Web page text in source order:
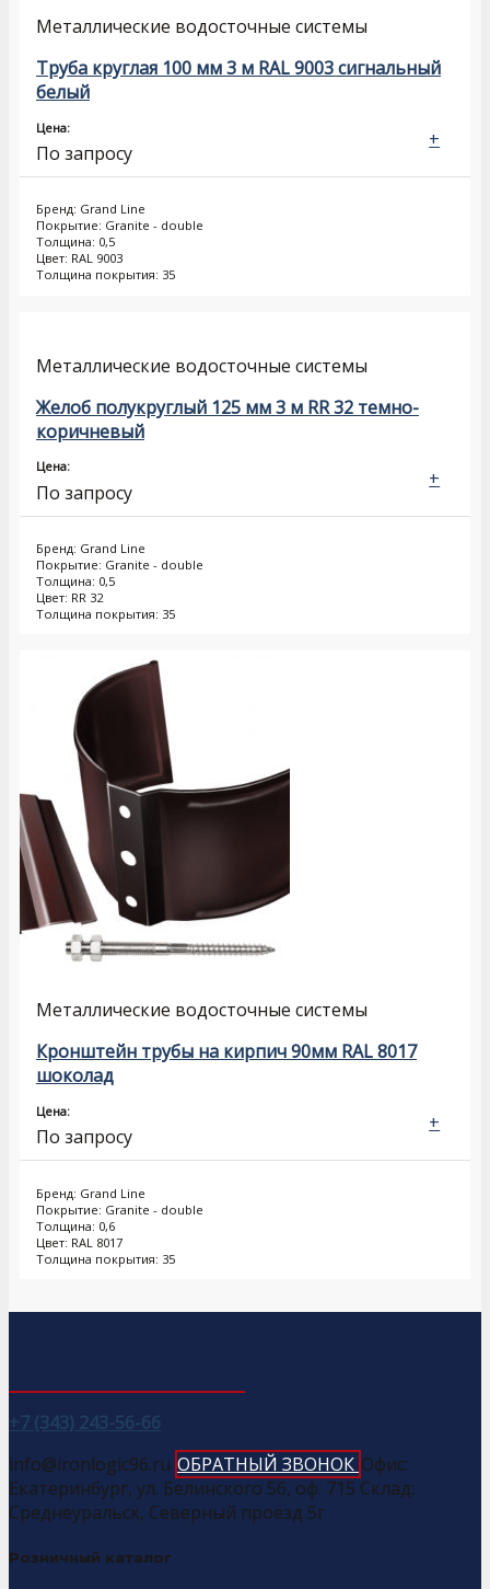
Металлические водосточные системы
Труба круглая 100 мм 3 м RAL 9003 сигнальный
белый
Цена:
По запросу
Бренд: Grand Line
Покрытие: Granite - double
Толщина: 0,5
Цвет: RAL 9003
Толщина покрытия: 35
+
Металлические водосточные системы
Желоб полукруглый 125 мм 3 м RR 32 темно-
коричневый
Цена:
По запросу
Бренд: Grand Line
Покрытие: Granite - double
Толщина: 0,5
Цвет: RR 32
Толщина покрытия: 35
+
Металлические водосточные системы
Кронштейн трубы на кирпич 90мм RAL 8017
шоколад
Цена:
По запросу
Бренд: Grand Line
Покрытие: Granite - double
Толщина: 0,6
Цвет: RAL 8017
Толщина покрытия: 35
+
+7 (343) 243-56-66
info@ironlogic96.ru ОБРАТНЫЙ ЗВОНОК Офис:
Екатеринбург, ул. Белинского 56, оф. 715 Склад:
Среднеуральск, Северный проезд 5г
Розничный каталог